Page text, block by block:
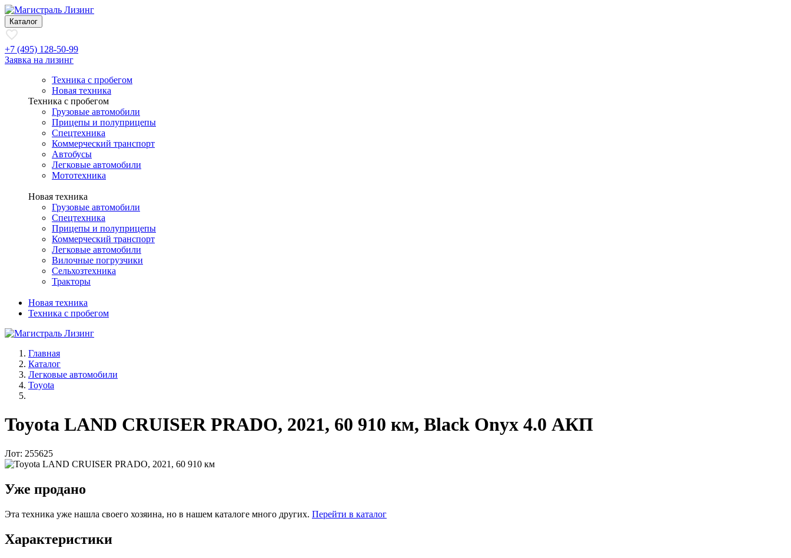
Каталог
+7 (495) 128-50-99
Заявка на лизинг
Техника с пробегом
Новая техника
Техника с пробегом
Грузовые автомобили
Прицепы и полуприцепы
Спецтехника
Коммерческий транспорт
Автобусы
Легковые автомобили
Мототехника
Новая техника
Грузовые автомобили
Спецтехника
Прицепы и полуприцепы
Коммерческий транспорт
Легковые автомобили
Вилочные погрузчики
Сельхозтехника
Тракторы
Новая техника
Техника с пробегом
Главная
Каталог
Легковые автомобили
Toyota
Toyota LAND CRUISER PRADO, 2021, 60 910 км, Black Onyx 4.0 АКП
Лот: 255625
Уже продано
Эта техника уже нашла своего хозяина, но в нашем каталоге много других. Перейти в каталог
Характеристики